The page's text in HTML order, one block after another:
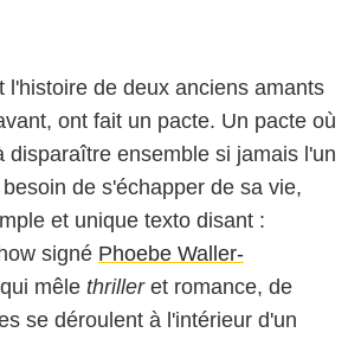
l'histoire de deux anciens amants
ont fait un pacte. Un pacte où
disparaître ensemble si jamais l'un
de s'échapper de sa vie,
et unique texto disant :
signé Phoebe Waller-
mêle thrilleret romance, de
se déroulent à l'intérieur d'un